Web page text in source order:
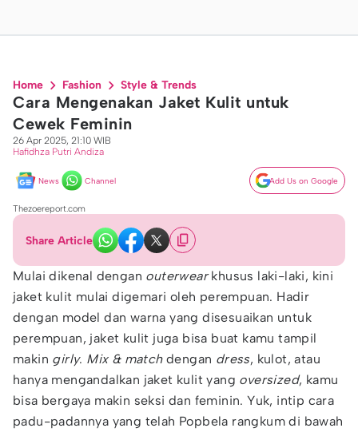
Home Fashion Style & Trends
Cara Mengenakan Jaket Kulit untuk
Cewek Feminin
26 Apr 2025, 21:10 WIB
Hafidhza Putri Andiza
News Channel Add Us on Google
Thezoereport.com
Share Article
Mulai dikenal dengan outerwearkhusus laki-laki, kini
jaket kulit mulai digemari oleh perempuan. Hadir
dengan model dan warna yang disesuaikan untuk
perempuan, jaket kulit juga bisa buat kamu tampil
makin girly. Mix & matchdengan dress, kulot, atau
hanya mengandalkan jaket kulit yang oversized, kamu
bisa bergaya makin seksi dan feminin. Yuk, intip cara
padu-padannya yang telah Popbela rangkum di bawah